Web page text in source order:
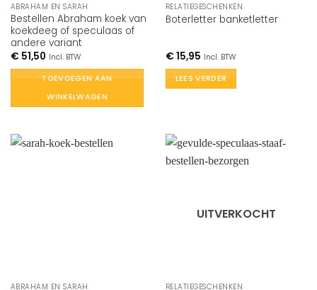
ABRAHAM EN SARAH
Bestellen Abraham koek van
koekdeeg of speculaas of
andere variant
€51,50 Incl. BTW
TOEVOEGEN AAN
WINKELWAGEN
RELATIEGESCHENKEN
Boterletter banketletter
€15,95 Incl. BTW
LEES VERDER
ABRAHAM EN SARAH
UITVERKOCHT
RELATIEGESCHENKEN